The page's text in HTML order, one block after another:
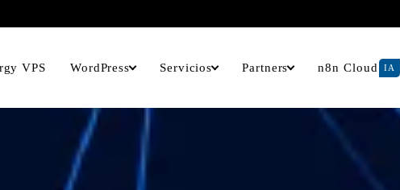
VPS WordPress Servicios Partners n8n Cloud IA